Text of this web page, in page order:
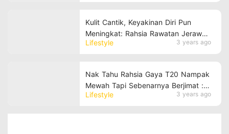
Lifestyle 3 years ago
Kulit Cantik, Keyakinan Diri Pun
Meningkat: Rahsia Rawatan Jerawat
yang Berkesan untuk Kulit Bersih
Lifestyle 3 years ago
Nak Tahu Rahsia Gaya T20 Nampak
Mewah Tapi Sebenarnya Berjimat :
Dengan Pembelian Produk Sa Sa